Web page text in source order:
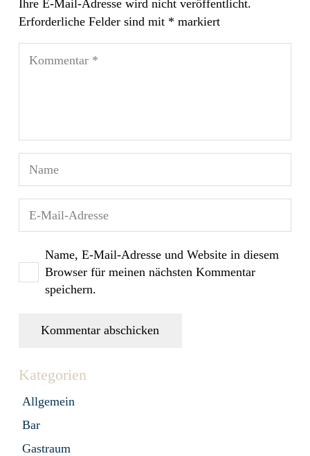
Ihre E-Mail-Adresse wird nicht veröffentlicht.
Erforderliche Felder sind mit * markiert
Name, E-Mail-Adresse und Website in diesem
Browser für meinen nächsten Kommentar
speichern.
Kommentar abschicken
Kategorien
Allgemein
Bar
Gastraum